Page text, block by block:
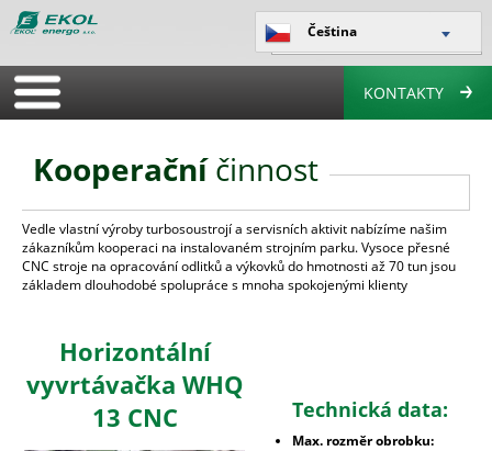
Čeština
KONTAKTY
Kooperačníčinnost
Vedle vlastní výroby turbosoustrojí a servisních aktivit nabízíme našim
zákazníkům kooperaci na instalovaném strojním parku. Vysoce přesné
CNC stroje na opracování odlitků a výkovků do hmotnosti až 70 tun jsou
základem dlouhodobé spolupráce s mnoha spokojenými klienty
Horizontální
vyvrtávačka WHQ
13 CNC
Technická data:
Max. rozměr obrobku: